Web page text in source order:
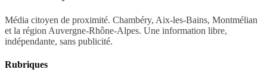
Média citoyen de proximité. Chambéry, Aix-les-Bains, Montmélian
et la région Auvergne-Rhône-Alpes. Une information libre,
indépendante, sans publicité.
Rubriques